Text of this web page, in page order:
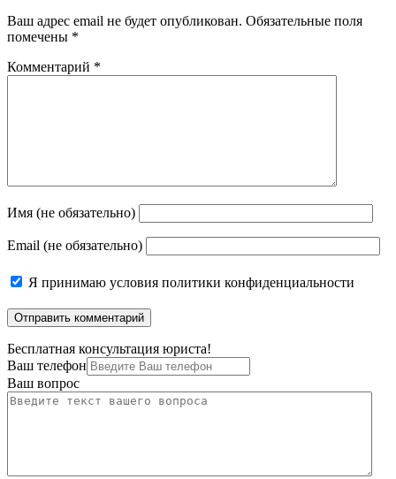
Ваш адрес email не будет опубликован. Обязательные поля
помечены *
Комментарий *
Имя (не обязательно)
Email (не обязательно)
Я принимаю условия политики конфиденциальности
Бесплатная консультация юриста!
Ваш телефон
Ваш вопрос